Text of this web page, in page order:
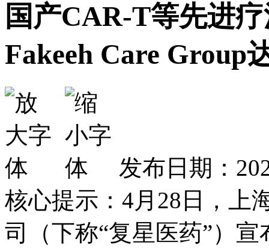
国产CAR-T等先进
Fakeeh Care Group
发布日期：
核心提示：4月28日，上
司（下称“复星医药”）